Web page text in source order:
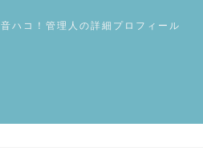
音ハコ！管理人の詳細プロフィール